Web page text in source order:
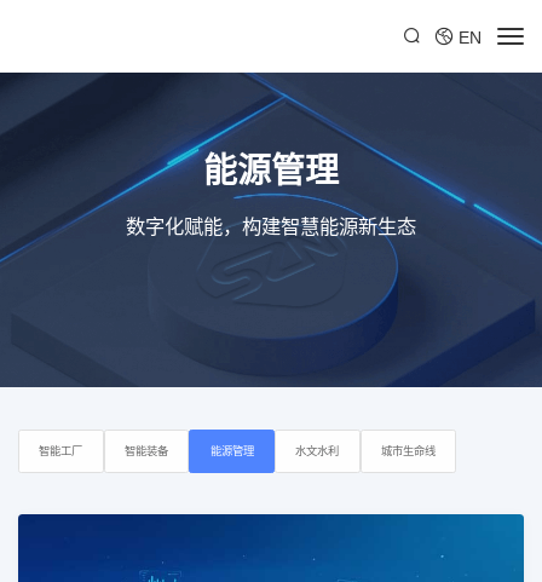
EN
能源管理
数字化赋能，构建智慧能源新生态
智能工厂 智能装备 能源管理 水文水利 城市生命线